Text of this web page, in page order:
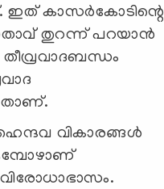
കാസര്‍കോടിന്റെ
തുറന്ന് പറയാന്‍
തീവ്രവാദബന്ധം
വികാരങ്ങള്‍